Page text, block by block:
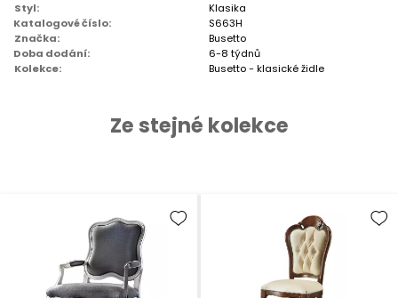
Styl:
Klasika
Katalogové číslo:
S663H
Značka:
Busetto
Doba dodání:
6-8 týdnů
Kolekce:
Busetto - klasické židle
Ze stejné kolekce